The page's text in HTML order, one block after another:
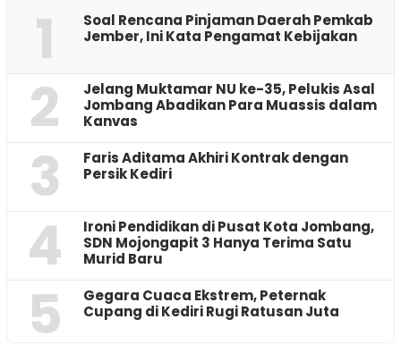
1
‎Soal Rencana Pinjaman Daerah Pemkab
Jember, Ini Kata Pengamat Kebijakan ‎
2
Jelang Muktamar NU ke-35, Pelukis Asal
Jombang Abadikan Para Muassis dalam
Kanvas
3
Faris Aditama Akhiri Kontrak dengan
Persik Kediri
4
Ironi Pendidikan di Pusat Kota Jombang,
SDN Mojongapit 3 Hanya Terima Satu
Murid Baru
5
‎Gegara Cuaca Ekstrem, Peternak
Cupang di Kediri Rugi Ratusan Juta